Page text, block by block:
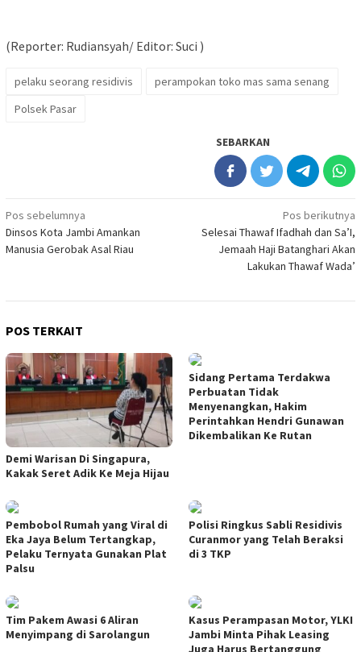
(Reporter: Rudiansyah/ Editor: Suci )
pelaku seorang residivis
perampokan toko mas sama senang
Polsek Pasar
SEBARKAN
Navigasi
pos
Pos sebelumnya
Dinsos Kota Jambi Amankan
Manusia Gerobak Asal Riau
Pos berikutnya
Selesai Thawaf Ifadhah dan Sa’I,
Jemaah Haji Batanghari Akan
Lakukan Thawaf Wada’
POS TERKAIT
Demi Warisan Di Singapura,
Kakak Seret Adik Ke Meja Hijau
Sidang Pertama Terdakwa
Perbuatan Tidak
Menyenangkan, Hakim
Perintahkan Hendri Gunawan
Dikembalikan Ke Rutan
Pembobol Rumah yang Viral di
Eka Jaya Belum Tertangkap,
Pelaku Ternyata Gunakan Plat
Palsu
Polisi Ringkus Sabli Residivis
Curanmor yang Telah Beraksi
di 3 TKP
Tim Pakem Awasi 6 Aliran
Menyimpang di Sarolangun
Kasus Perampasan Motor, YLKI
Jambi Minta Pihak Leasing
Juga Harus Bertanggung